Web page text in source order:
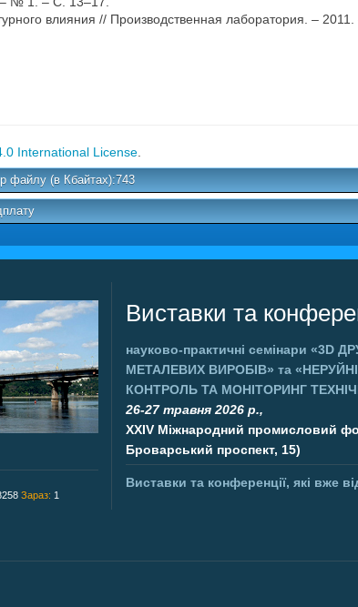
влияния // Производственная лаборатория. –
International License
файлу (в Кбайтах):743
Зараз: 1
Виставки та
науково-практичні семінари«3D
МЕТАЛЕВИХ ВИРОБІВ» та
КОНТРОЛЬ ТА МОНІТОРИНГ
26-27 травня 2026 р.,
XXIV Міжнародний промисловий
Броварський проспект, 15)
Виставки та конференції, які вже